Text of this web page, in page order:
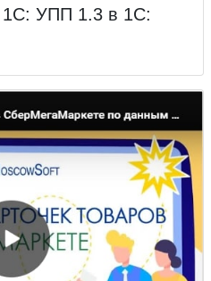
1С: УПП 1.3 в 1С: